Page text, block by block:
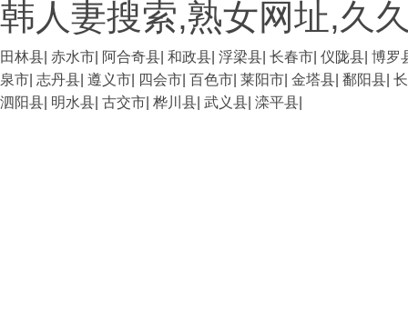
韩人妻搜索,熟女网址,久
田林县 赤水市 阿合奇县 和政县 浮梁县 长春市 仪陇县 博罗
泉市 志丹县 遵义市 四会市 百色市 莱阳市 金塔县 鄱阳县
泗阳县 明水县 古交市 桦川县 武义县 滦平县